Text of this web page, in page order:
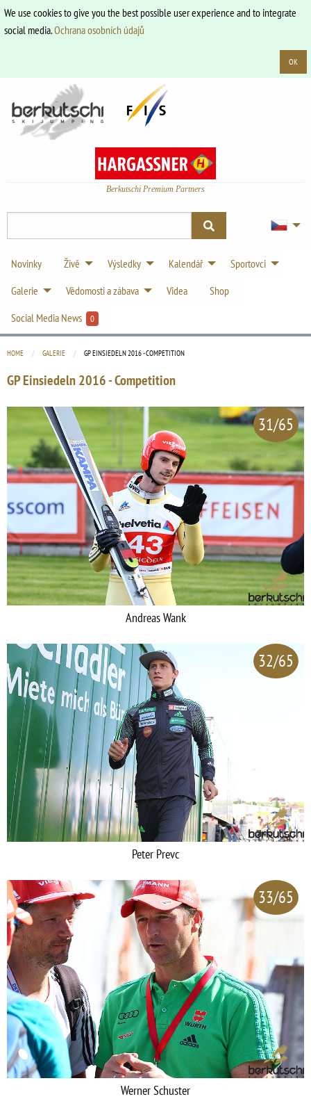
We use cookies to give you the best possible user experience and to integrate
social media.Ochrana osobních údajů
OK
Berkutschi Premium Partners
Novinky Živě Výsledky Kalendář
Sportovci
Galerie
Vědomosti a zábava Videa
Shop
Social Media News
0
HOME GALERIE CURRENT:
GP EINSIEDELN 2016 - COMPETITION
GP Einsiedeln 2016 - Competition
31/65
Andreas Wank
32/65
Peter Prevc
33/65
Werner Schuster